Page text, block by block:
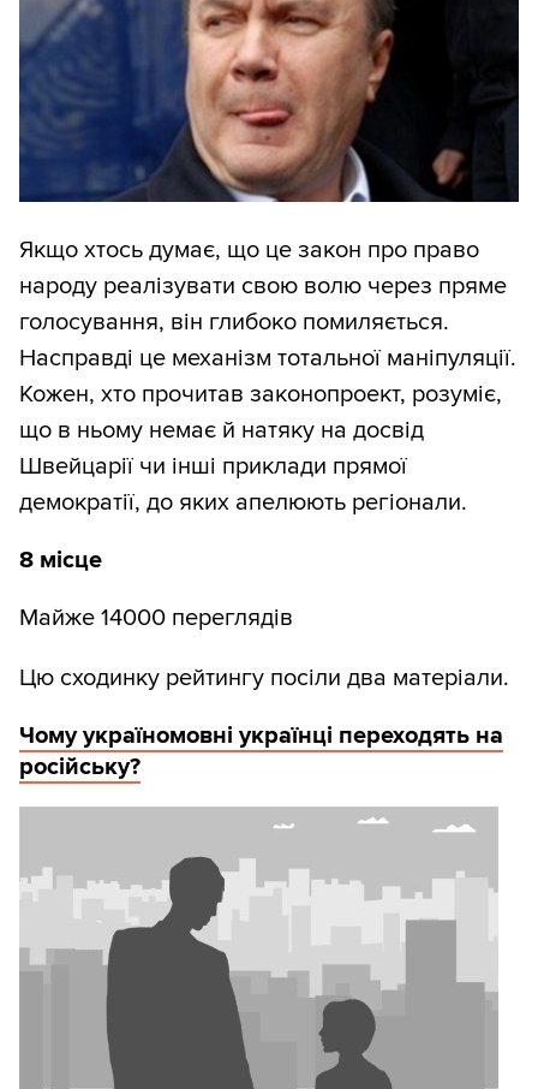
Якщо хтось думає, що це закон про право
народу реалізувати свою волю через пряме
голосування, він глибоко помиляється.
Насправді це механізм тотальної маніпуляції.
Кожен, хто прочитав законопроект, розуміє,
що в ньому немає й натяку на досвід
Швейцарії чи інші приклади прямої
демократії, до яких апелюють регіонали.
8 місце
Майже 14000 переглядів
Цю сходинку рейтингу посіли два матеріали.
Чому україномовні українці переходять на
російську?